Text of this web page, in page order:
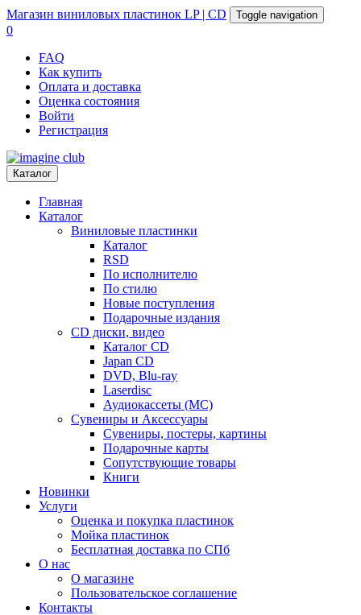
Магазин виниловых пластинок LP | CD Toggle navigation
0
FAQ
Как купить
Оплата и доставка
Оценка состояния
Войти
Регистрация
Каталог
Главная
Каталог
Виниловые пластинки
Каталог
RSD
По исполнителю
По стилю
Новые поступления
Подарочные издания
CD диски, видео
Каталог CD
Japan CD
DVD, Blu-ray
Laserdisc
Аудиокассеты (MC)
Сувениры и Аксессуары
Сувениры, постеры, картины
Подарочные карты
Сопутствующие товары
Книги
Новинки
Услуги
Оценка и покупка пластинок
Мойка пластинок
Бесплатная доставка по СПб
О нас
О магазине
Пользовательское соглашение
Контакты